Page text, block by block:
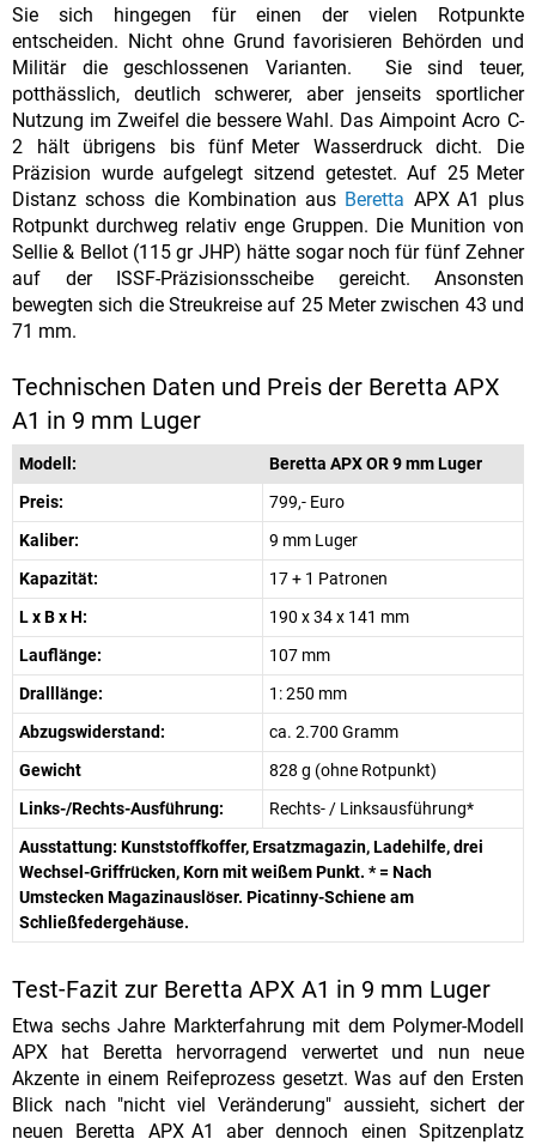
Sie sich hingegen für einen der vielen Rotpunkte
entscheiden. Nicht ohne Grund favorisieren Behörden und
Militär die geschlossenen Varianten. Sie sind teuer,
potthässlich, deutlich schwerer, aber jenseits sportlicher
Nutzung im Zweifel die bessere Wahl. Das Aimpoint Acro C-
2 hält übrigens bis fünf Meter Wasserdruck dicht. Die
Präzision wurde aufgelegt sitzend getestet. Auf 25 Meter
Distanz schoss die Kombination aus Beretta APX A1 plus
Rotpunkt durchweg relativ enge Gruppen. Die Munition von
Sellie & Bellot (115 gr JHP) hätte sogar noch für fünf Zehner
auf der ISSF-Präzisionsscheibe gereicht. Ansonsten
bewegten sich die Streukreise auf 25 Meter zwischen 43 und
71 mm.
Technischen Daten und Preis der Beretta APX
A1 in 9 mm Luger
Modell:
Beretta APX OR 9 mm Luger
Preis:
799,- Euro
Kaliber:
9 mm Luger
Kapazität:
17 + 1 Patronen
L x B x H:
190 x 34 x 141 mm
Lauflänge:
107 mm
Dralllänge:
1: 250 mm
Abzugswiderstand:
ca. 2.700 Gramm
Gewicht
828 g (ohne Rotpunkt)
Links-/Rechts-Ausführung:
Rechts- / Linksausführung*
Ausstattung: Kunststoffkoffer, Ersatzmagazin, Ladehilfe, drei
Wechsel-Griffrücken, Korn mit weißem Punkt. * = Nach
Umstecken Magazinauslöser. Picatinny-Schiene am
Schließfedergehäuse.
Test-Fazit zur Beretta APX A1 in 9 mm Luger
Etwa sechs Jahre Markterfahrung mit dem Polymer-Modell
APX hat Beretta hervorragend verwertet und nun neue
Akzente in einem Reifeprozess gesetzt. Was auf den Ersten
Blick nach "nicht viel Veränderung" aussieht, sichert der
neuen Beretta APX A1 aber dennoch einen Spitzenplatz